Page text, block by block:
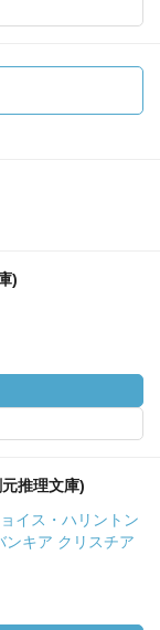
)
推理文庫)
イス・ハリントン
ンキア クリスチア